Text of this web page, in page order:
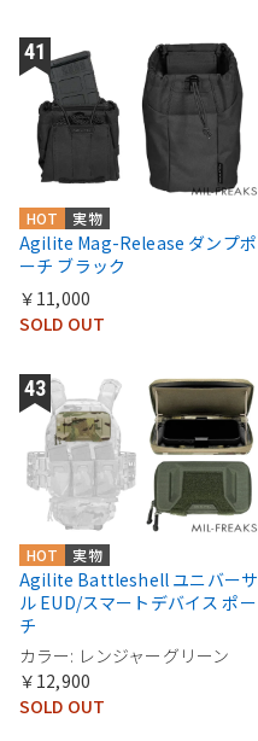
実物
HOT
Agilite Mag-Release ダンプポ
ーチ ブラック
￥11,000
SOLD OUT
実物
HOT
Agilite Battleshell ユニバーサ
ル EUD/スマートデバイス ポー
チ
カラー: レンジャーグリーン
￥12,900
SOLD OUT